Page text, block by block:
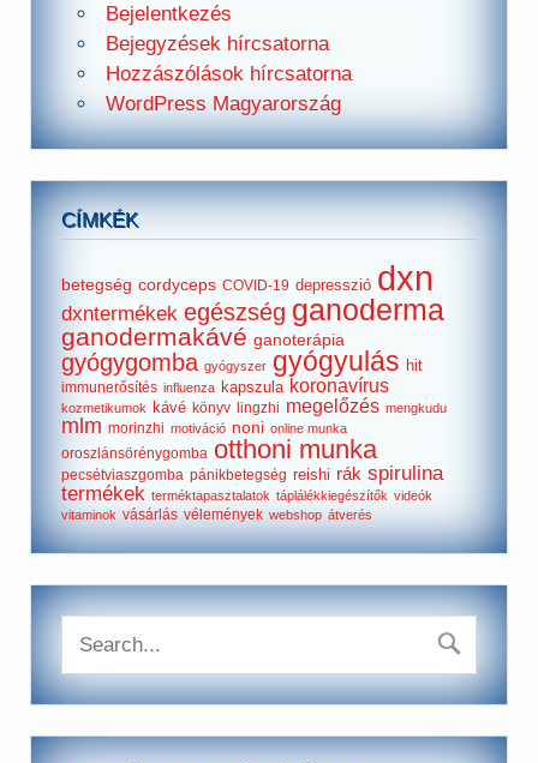
Bejelentkezés
Bejegyzések hírcsatorna
Hozzászólások hírcsatorna
WordPress Magyarország
CÍMKÉK
betegség cordyceps COVID-19 depresszió dxn
dxntermékek egészség ganoderma
ganodermakávé ganoterápia
gyógygomba gyógyszer gyógyulás hit
immunerősítés influenza kapszula koronavírus
kozmetikumok kávé könyv lingzhi megelőzés mengkudu
mlm morinzhi motiváció noni online munka
oroszlánsörénygomba otthoni munka
pecsétviaszgomba pánikbetegség reishi rák spirulina
termékek terméktapasztalatok táplálékkiegészítők videók
vitaminok vásárlás vélemények webshop átverés